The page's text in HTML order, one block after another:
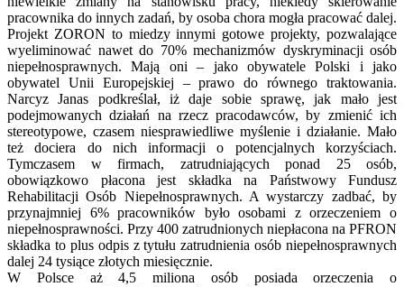
pracownika do innych zadań, by osoba chora mogła pracować dalej.
Projekt ZORON to miedzy innymi gotowe projekty, pozwalające
wyeliminować nawet do 70% mechanizmów dyskryminacji osób
niepełnosprawnych. Mają oni – jako obywatele Polski i jako
obywatel Unii Europejskiej – prawo do równego traktowania.
Narcyz Janas podkreślał, iż daje sobie sprawę, jak mało jest
podejmowanych działań na rzecz pracodawców, by zmienić ich
stereotypowe, czasem niesprawiedliwe myślenie i działanie. Mało
też dociera do nich informacji o potencjalnych korzyściach.
Tymczasem w firmach, zatrudniających ponad 25 osób,
obowiązkowo płacona jest składka na Państwowy Fundusz
Rehabilitacji Osób Niepełnosprawnych. A wystarczy zadbać, by
przynajmniej 6% pracowników było osobami z orzeczeniem o
niepełnosprawności. Przy 400 zatrudnionych niepłacona na PFRON
składka to plus odpis z tytułu zatrudnienia osób niepełnosprawnych
dalej 24 tysiące złotych miesięcznie.
W Polsce aż 4,5 miliona osób posiada orzeczenia o